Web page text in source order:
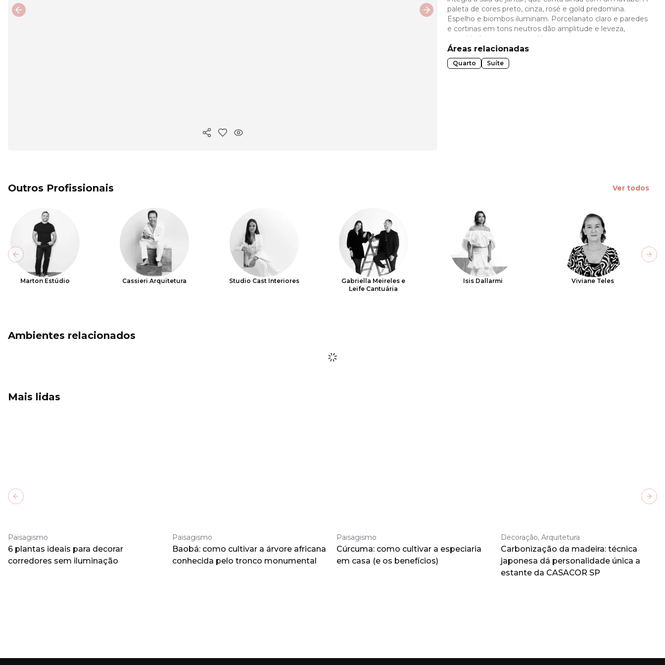
Copiar link
Previous slide Next slide
paleta de cores preto, cinza, rosé e gold predomina.
Espelho e biombos iluminam. Porcelanato claro e paredes
e cortinas em tons neutros dão amplitude e leveza,
permitindo estampas no décor.
Áreas relacionadas
Quarto Suíte
Outros Profissionais Ver todos
Marton Estúdio Cassieri Arquitetura Studio Cast Interiores
Gabriella Meireles e
Leife Cantuária
Isis Dallarmi Viviane Teles
Previous slide
Ambientes relacionados
Mais lidas
Paisagismo
6 plantas ideais para decorar
corredores sem iluminação
Paisagismo
Baobá: como cultivar a árvore africana
conhecida pelo tronco monumental
Paisagismo
Cúrcuma: como cultivar a especiaria
em casa (e os benefícios)
Decoração, Arquitetura
Carbonização da madeira: técnica
japonesa dá personalidade única a
estante da CASACOR SP
Previous slide